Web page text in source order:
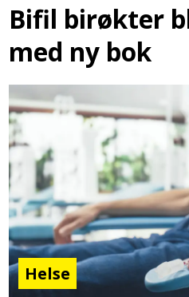
Bifil birøkter
med ny bok
Helse